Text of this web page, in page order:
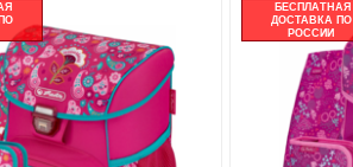
БЕСПЛАТНАЯ
ДОСТАВКА ПО
РОССИИ